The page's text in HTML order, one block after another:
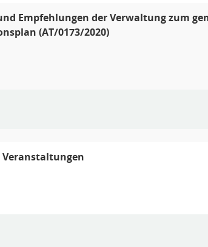
Empfehlungen der Verwaltung zum
(AT/0173/2020)